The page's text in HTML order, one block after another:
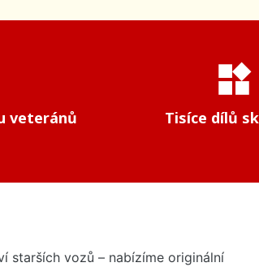
veteránů
widgets
Tisíce dílů
starších vozů – nabízíme originální